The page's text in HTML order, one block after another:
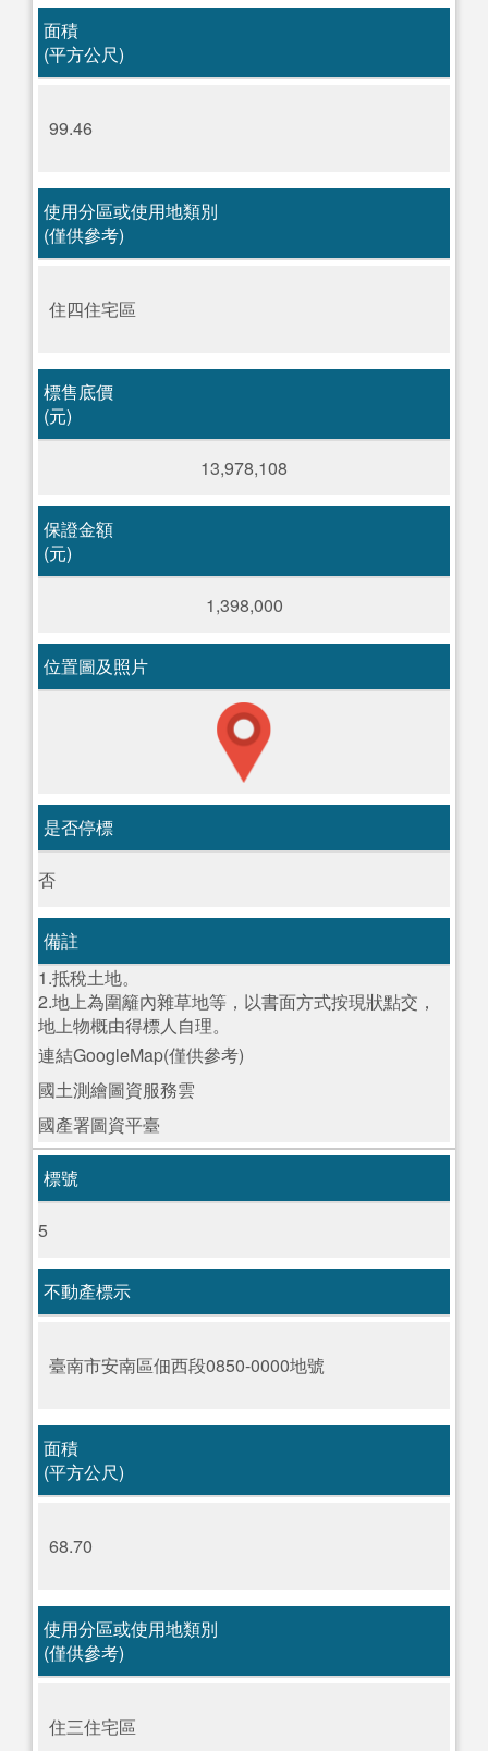
面積
(平方公尺)
99.46
使用分區或使用地類別
(僅供參考)
住四住宅區
標售底價
(元)
13,978,108
保證金額
(元)
1,398,000
位置圖及照片
是否停標
否
備註
1.抵稅土地。
2.地上為圍籬內雜草地等，以書面方式按現狀點交，
地上物概由得標人自理。
連結GoogleMap(僅供參考)
國土測繪圖資服務雲
國產署圖資平臺
標號
5
不動產標示
臺南市安南區佃西段0850-0000地號
面積
(平方公尺)
68.70
使用分區或使用地類別
(僅供參考)
住三住宅區